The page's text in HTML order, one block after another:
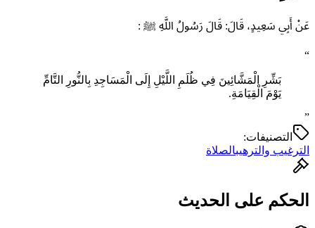
عَنْ أَبِي سَعِيدٍ، قَالَ: قَالَ رَسُولُ اللَّهِ ﷺ :
“
بَشِّرِ الْمَشَّائِينَ فِي ظُلَمِ اللَّيْلِ إِلَى الْمَسَاجِدِ ‌بِالنُّورِ ‌التَّامِّ
‌يَوْمَ ‌الْقِيَامَةِ.
”
التصنيفات:
الترغيب والترهيبالصلاة
الحكم على الحديث